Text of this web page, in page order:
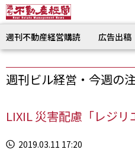
週刊不動産経営購読 広告出稿
週刊ビル経営・今週の
LIXIL 災害配慮「レジ
2019.03.11 17:20